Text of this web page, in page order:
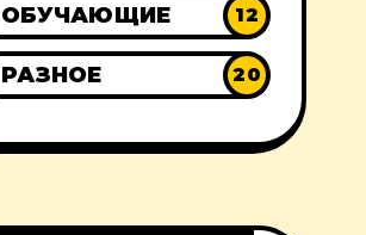
ОБУЧАЮЩИЕ 12
РАЗНОЕ 20